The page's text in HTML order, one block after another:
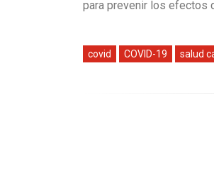
para prevenir los efectos
covid COVID-19 salud